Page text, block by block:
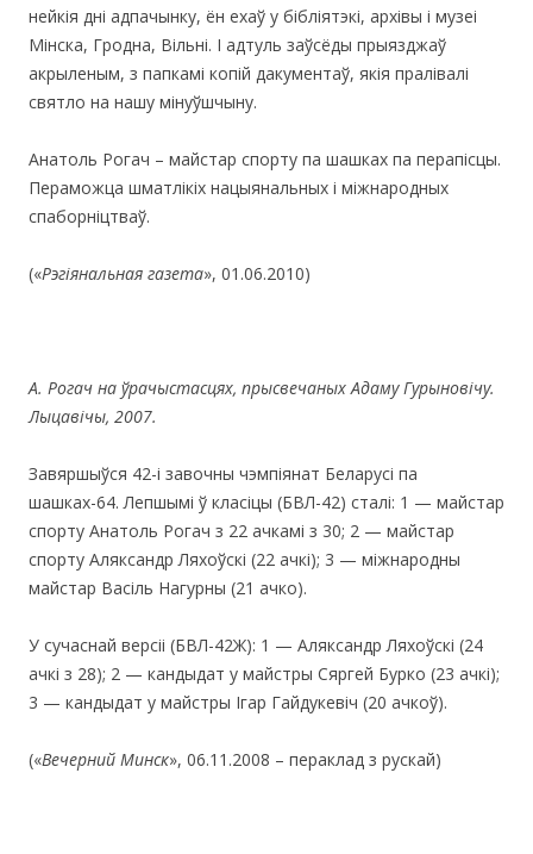
нейкія дні адпачынку, ён ехаў у бібліятэкі, архівы і музеі
Мінска, Гродна, Вільні. І адтуль заўсёды прыязджаў
акрыленым, з папкамі копій дакументаў, якія пралівалі
святло на нашу мінуўшчыну.
Анатоль Рогач – майстар спорту па шашках па перапісцы.
Пераможца шматлікіх нацыянальных і міжнародных
спаборніцтваў.
(«Рэгіянальная газета», 01.06.2010)
А. Рогач на ўрачыстасцях, прысвечаных Адаму Гурыновічу.
Лыцавічы, 2007.
Завяршыўся 42-і завочны чэмпіянат Беларусі па
шашках-64. Лепшымі ў класіцы (БВЛ-42) сталі: 1 — майстар
спорту Анатоль Рогач з 22 ачкамі з 30; 2 — майстар
спорту Аляксандр Ляхоўскі (22 ачкі); 3 — міжнародны
майстар Васіль Нагурны (21 ачко).
У сучаснай версіі (БВЛ-42Ж): 1 — Аляксандр Ляхоўскі (24
ачкі з 28); 2 — кандыдат у майстры Сяргей Бурко (23 ачкі);
3 — кандыдат у майстры Ігар Гайдукевіч (20 ачкоў).
(«Вечерний Минск», 06.11.2008 – пераклад з рускай)